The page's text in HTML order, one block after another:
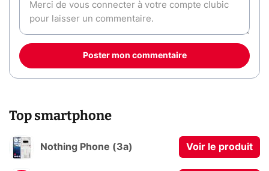
Poster mon commentaire
Top smartphone
Nothing Phone (3a) Voir le produit